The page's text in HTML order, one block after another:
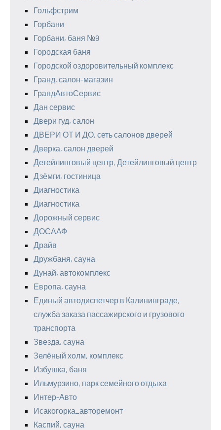
Гольфстрим
Горбани
Горбани, баня №9
Городская баня
Городской оздоровительный комплекс
Гранд, салон-магазин
ГрандАвтоСервис
Дан сервис
Двери гуд, салон
ДВЕРИ ОТ И ДО, сеть салонов дверей
Дверка, салон дверей
Детейлинговый центр, Детейлинговый центр
Дзёмги, гостиница
Диагностика
Диагностика
Дорожный сервис
ДОСААФ
Драйв
Дружбаня, сауна
Дунай, автокомплекс
Европа, сауна
Единый автодиспетчер в Калининграде,
служба заказа пассажирского и грузового
транспорта
Звезда, сауна
Зелёный холм, комплекс
Избушка, баня
Ильмурзино, парк семейного отдыха
Интер-Авто
Исакогорка_авторемонт
Каспий, сауна